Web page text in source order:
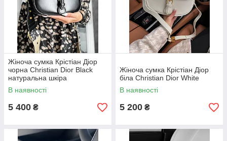
Жіноча сумка Крістіан Діор
чорна Christian Dior Black
натуральна шкіра
В наявності
5 400 ₴
Жіноча сумка Крістіан Діор
біла Christian Dior White
В наявності
5 200 ₴